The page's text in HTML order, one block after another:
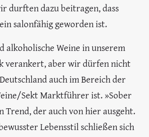
durften dazu beitragen, dass
salonfähig geworden ist.
alkoholische Weine in unserem
verankert, aber wir dürfen nicht
auch im Bereich der
Sekt Marktführer ist. »Sober
Trend, der auch von hier ausgeht.
Lebensstil schließen sich